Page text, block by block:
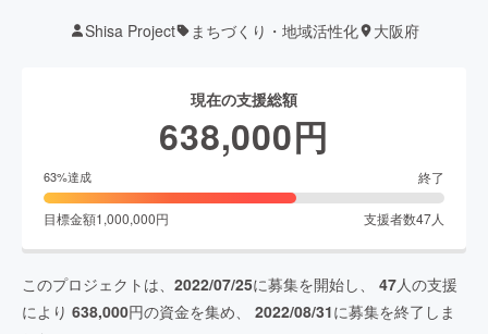
Shisa Project まちづくり・地域活性化 大阪府
現在の支援総額
638,000円
63%達成 終了
目標金額1,000,000円 支援者数47人
このプロジェクトは、 2022/07/25に募集を開始し、 47人の支援
により 638,000円の資金を集め、 2022/08/31に募集を終了しま